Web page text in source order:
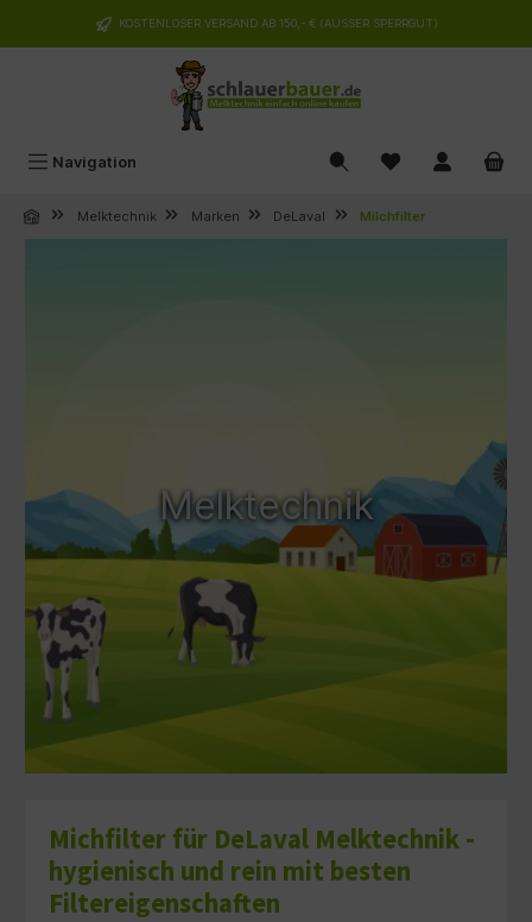
springen KOSTENLOSER VERSAND AB 150,- € (AUSSER SPERRGUT)
Navigation
Melktechnik Marken DeLaval Milchfilter
Melktechnik
Michfilter für DeLaval Melktechnik -
hygienisch und rein mit besten
Filtereigenschaften